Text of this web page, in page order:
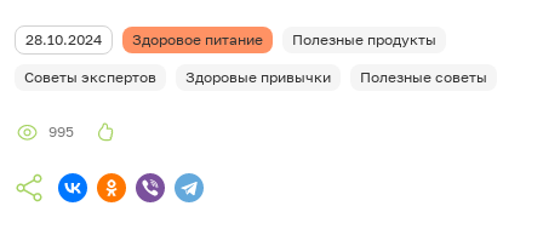
28.10.2024 Здоровое питание Полезные продукты
Советы экспертов Здоровые привычки Полезные советы
995